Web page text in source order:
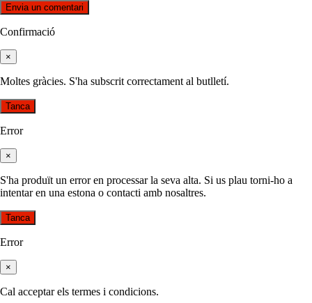
Confirmació
×
Moltes gràcies. S'ha subscrit correctament al butlletí.
Tanca
Error
×
S'ha produït un error en processar la seva alta. Si us plau torni-ho a
intentar en una estona o contacti amb nosaltres.
Tanca
Error
×
Cal acceptar els termes i condicions.